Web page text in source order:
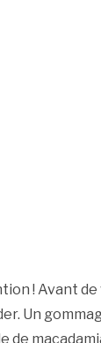
! Avant de
Un
de